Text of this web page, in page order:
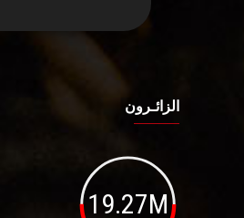
الزائـرون
19.27M